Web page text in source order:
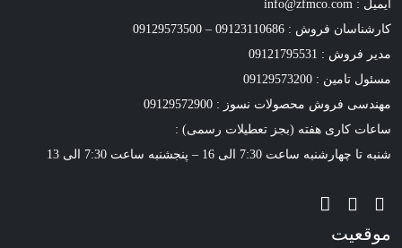
ایمیل : info@zfmco.com
کارشناسان فروش : 09123110686 – 09129573500
مدیر فروش : 09121795531
مسئول تامین : 09129573200
مهندسی فروش محصولات نسوز : 09129572900
ساعات کاری هفته (بجز تعطیلات رسمی) :
شنبه تا چهارشنبه ساعت 7:30 الی 16 – پنجشنبه ساعت 7:30 الی 13
موقعیت